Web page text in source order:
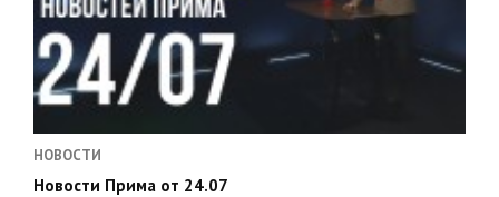
НОВОСТИ
Новости Прима от 24.07